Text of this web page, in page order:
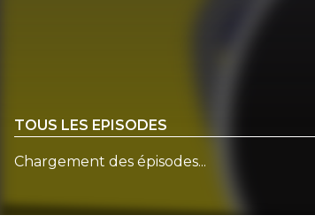
TOUS LES EPISODES
Chargement des épisodes...